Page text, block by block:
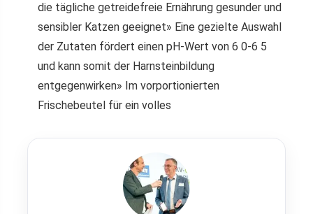
die tägliche getreidefreie Ernährung gesunder und
sensibler Katzen geeignet» Eine gezielte Auswahl
der Zutaten fördert einen pH-Wert von 6 0-6 5
und kann somit der Harnsteinbildung
entgegenwirken» Im vorportionierten
Frischebeutel für ein volles